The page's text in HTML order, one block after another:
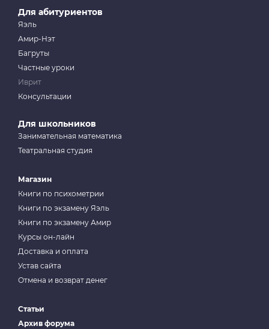
Для абитуриентов
Яэль
Амир-Нэт
Багруты
Частные уроки
Иврит
Консультации
Для школьников
Занимательная математика
Театральная студия
Магазин
Книги по психометрии
Книги по экзамену Яэль
Книги по экзамену Амир
Курсы он-лайн
Доставка и оплата
Устав сайта
Отмена и возврат денег
Статьи
Архив форума